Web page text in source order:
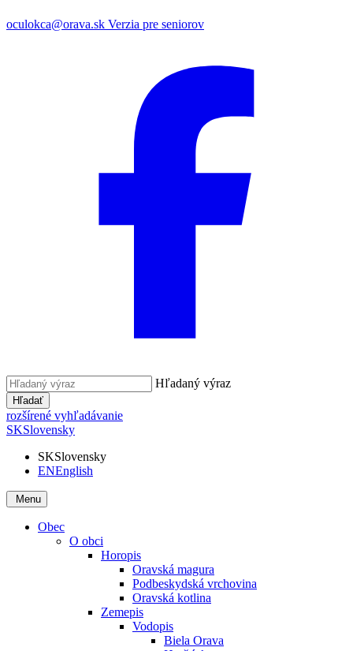
oculokca@orava.sk Verzia pre seniorov
Hľadaný výraz
Hľadať
rozšírené vyhľadávanie
SKSlovensky
SKSlovensky
ENEnglish
Menu
Obec
O obci
Horopis
Oravská magura
Podbeskydská vrchovina
Oravská kotlina
Zemepis
Vodopis
Biela Orava